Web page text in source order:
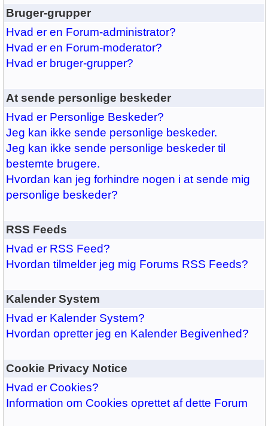
Bruger-grupper
Hvad er en Forum-administrator?
Hvad er en Forum-moderator?
Hvad er bruger-grupper?
At sende personlige beskeder
Hvad er Personlige Beskeder?
Jeg kan ikke sende personlige beskeder.
Jeg kan ikke sende personlige beskeder til
bestemte brugere.
Hvordan kan jeg forhindre nogen i at sende mig
personlige beskeder?
RSS Feeds
Hvad er RSS Feed?
Hvordan tilmelder jeg mig Forums RSS Feeds?
Kalender System
Hvad er Kalender System?
Hvordan opretter jeg en Kalender Begivenhed?
Cookie Privacy Notice
Hvad er Cookies?
Information om Cookies oprettet af dette Forum